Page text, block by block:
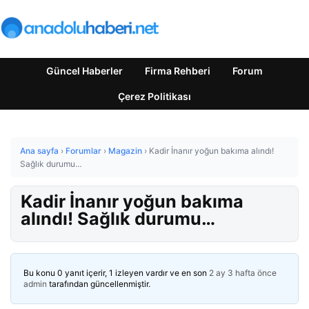
Güncel Haberler Firma Rehberi Forum
Çerez Politikası
Ana sayfa › Forumlar › Magazin › Kadir İnanır yoğun bakıma alındı!
Sağlık durumu…
Kadir İnanır yoğun bakıma
alındı! Sağlık durumu…
Bu konu 0 yanıt içerir, 1 izleyen vardır ve en son 2 ay 3 hafta önce
admin tarafından güncellenmiştir.